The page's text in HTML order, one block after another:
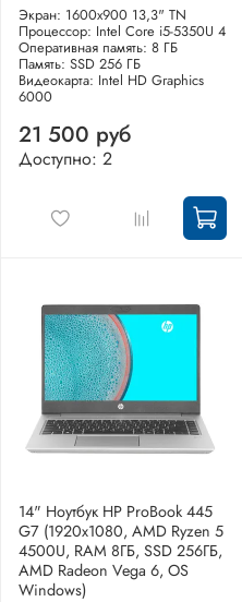
Экран: 1600x900 13,3" TN
Процессор: Intel Core i5-5350U 4
Оперативная память: 8 ГБ
Память: SSD 256 ГБ
Видеокарта: Intel HD Graphics
6000
21 500 руб
Доступно: 2
14" Ноутбук HP ProBook 445
G7 (1920x1080, AMD Ryzen 5
4500U, RAM 8ГБ, SSD 256ГБ,
AMD Radeon Vega 6, OS
Windows)